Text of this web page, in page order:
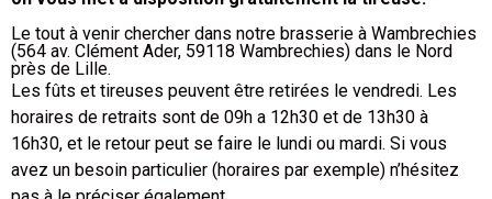
Le tout à venir chercher dans notre brasserie à Wambrechies
(564 av. Clément Ader, 59118 Wambrechies) dans le Nord
près de Lille.
Les fûts et tireuses peuvent être retirées le vendredi. Les
horaires de retraits sont de 09h a 12h30 et de 13h30 à
16h30, et le retour peut se faire le lundi ou mardi. Si vous
avez un besoin particulier (horaires par exemple) n’hésitez